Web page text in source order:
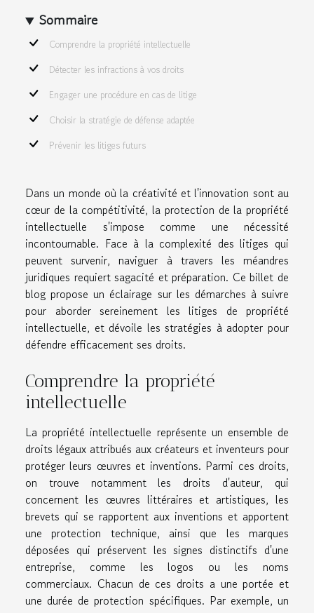
Sommaire
Comprendre la propriété intellectuelle
Détecter les infractions à vos droits
Engager une procédure en cas de litige
Choisir la stratégie de défense adaptée
Prévenir les litiges futurs
Dans un monde où la créativité et l'innovation sont au
cœur de la compétitivité, la protection de la propriété
intellectuelle s'impose comme une nécessité
incontournable. Face à la complexité des litiges qui
peuvent survenir, naviguer à travers les méandres
juridiques requiert sagacité et préparation. Ce billet de
blog propose un éclairage sur les démarches à suivre
pour aborder sereinement les litiges de propriété
intellectuelle, et dévoile les stratégies à adopter pour
défendre efficacement ses droits.
Comprendre la propriété
intellectuelle
La propriété intellectuelle représente un ensemble de
droits légaux attribués aux créateurs et inventeurs pour
protéger leurs œuvres et inventions. Parmi ces droits,
on trouve notamment les droits d'auteur, qui
concernent les œuvres littéraires et artistiques, les
brevets qui se rapportent aux inventions et apportent
une protection technique, ainsi que les marques
déposées qui préservent les signes distinctifs d'une
entreprise, comme les logos ou les noms
commerciaux. Chacun de ces droits a une portée et
une durée de protection spécifiques. Par exemple, un